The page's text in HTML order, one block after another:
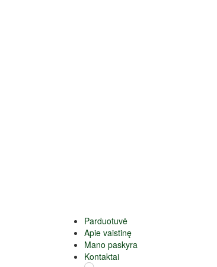
Parduotuvė
Apie vaistinę
Mano paskyra
Kontaktai